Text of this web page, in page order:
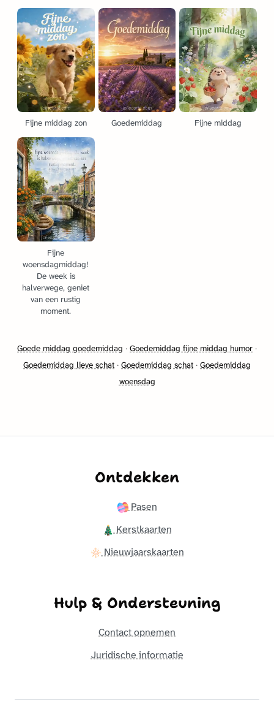
Fijne middag zon Goedemiddag Fijne middag
Fijne
woensdagmiddag!
De week is
halverwege, geniet
van een rustig
moment.
Goede middag goedemiddag · Goedemiddag fijne middag humor ·
Goedemiddag lieve schat · Goedemiddag schat · Goedemiddag
woensdag
Ontdekken
Pasen
Kerstkaarten
Nieuwjaarskaarten
Hulp & Ondersteuning
Contact opnemen
Juridische informatie